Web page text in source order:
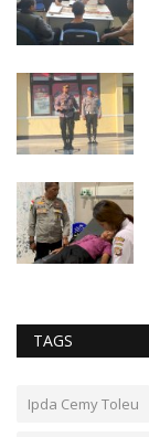
TAGS
Ipda Cemy Toleu